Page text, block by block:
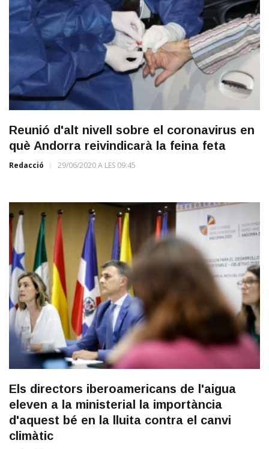
Reunió d'alt nivell sobre el coronavirus en
què Andorra reivindicarà la feina feta
Redacció 29/06/2020 A LES 09:45
Els directors iberoamericans de l'aigua
eleven a la ministerial la importància
d'aquest bé en la lluita contra el canvi
climàtic